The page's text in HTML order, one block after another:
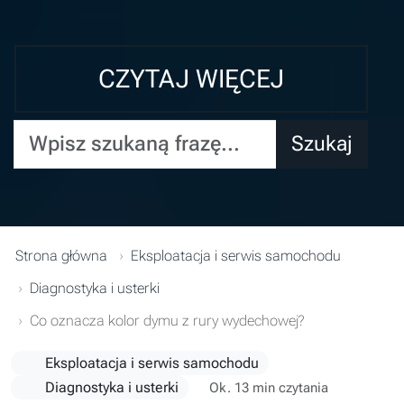
CZYTAJ WIĘCEJ
Wpisz szukaną frazę... Szukaj
Strona główna
Eksploatacja i serwis samochodu
Diagnostyka i usterki
Co oznacza kolor dymu z rury wydechowej?
Eksploatacja i serwis samochodu
Diagnostyka i usterki
Ok. 13 min czytania